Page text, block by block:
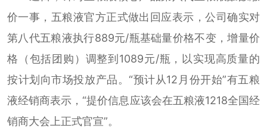
价一事，五粮液官方正式做出回应表示，公司确实对
第八代五粮液执行889元/瓶基础量价格不变，增量价
格（包括团购）调整到1089元/瓶，以实现高质量的
按计划向市场投放产品。“预计从12月份开始”有五粮
液经销商表示，“提价信息应该会在五粮液1218全国经
销商大会上正式官宣”。